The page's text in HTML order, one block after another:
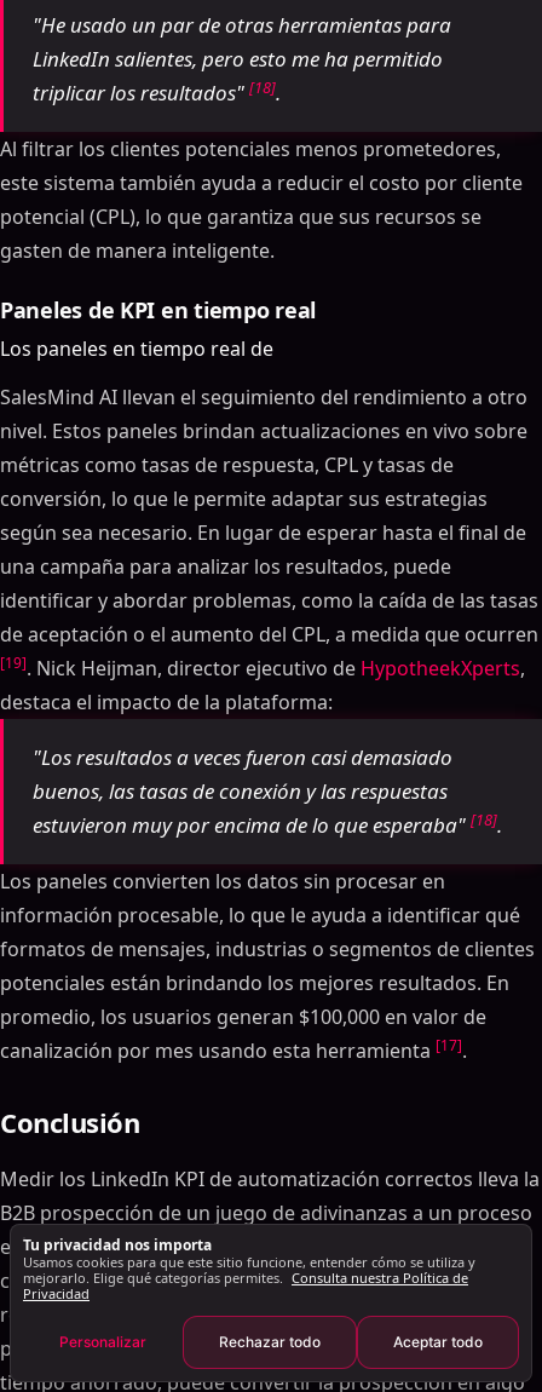
Tabla de contenidos
9 métricas que DEBES medir para LinkedIn
Campañas de divulgación en frío [+GRATIS ROI
Calculadora]
KPI básicos LinkedIn de automatización para
monitorear
Tasa de aceptación de solicitudes de conexión
Tasa de respuesta de mensajes
Tasa de conversión de clientes potenciales
Eficiencia y ROI Métricas
Tiempo ahorrado gracias a la automatización
Costo por cliente potencial calificado (CPL)
Automatización ROI
Cómo comparar y mejorar sus KPI
basados en datos
Uso de datos en tiempo real para mejorar el
alcance
Cómo SalesMind AI mejora el seguimiento de KPI
Bandeja de entrada unificada para seguimiento
AI-Puntuación de clientes potenciales impulsada
Paneles de KPI en tiempo real
Conclusión
Preguntas frecuentes
¿Cuáles son las mejores formas de aumentar mi
tasa de aceptación de conexión LinkedIn?
¿Qué afecta el costo por cliente potencial calificado
¿Cómo mejora LinkedIn la automatización ROI y
ahorra tiempo?
"He usado un par de otras herramientas para
LinkedIn salientes, pero esto me ha permitido
triplicar los resultados" [18].
Al filtrar los clientes potenciales menos prometedores,
este sistema también ayuda a reducir el costo por cliente
potencial (CPL), lo que garantiza que sus recursos se
gasten de manera inteligente.
Paneles de KPI en tiempo real
Los paneles en tiempo real de
SalesMind AI llevan el seguimiento del rendimiento a otro
nivel. Estos paneles brindan actualizaciones en vivo sobre
métricas como tasas de respuesta, CPL y tasas de
conversión, lo que le permite adaptar sus estrategias
según sea necesario. En lugar de esperar hasta el final de
una campaña para analizar los resultados, puede
identificar y abordar problemas, como la caída de las tasas
de aceptación o el aumento del CPL, a medida que ocurren
[19]. Nick Heijman, director ejecutivo de HypotheekXperts,
destaca el impacto de la plataforma:
"Los resultados a veces fueron casi demasiado
buenos, las tasas de conexión y las respuestas
estuvieron muy por encima de lo que esperaba" [18].
Los paneles convierten los datos sin procesar en
información procesable, lo que le ayuda a identificar qué
formatos de mensajes, industrias o segmentos de clientes
potenciales están brindando los mejores resultados. En
promedio, los usuarios generan $100,000 en valor de
canalización por mes usando esta herramienta [17].
Conclusión
Medir los LinkedIn KPI de automatización correctos lleva la
B2B prospección de un juego de adivinanzas a un proceso
estructurado basado en datos. Al estar atento a métricas
como las tasas de aceptación de conexiones, las tasas de
respuesta de mensajes, la conversión de clientes
potenciales, el costo por cliente potencial calificado y el
tiempo ahorrado, puede convertir la prospección en algo
Tu privacidad nos importa
Usamos cookies para que este sitio funcione, entender cómo se utiliza y
mejorarlo. Elige qué categorías permites. Consulta nuestra Política de
Privacidad
Personalizar Rechazar todo Aceptar todo